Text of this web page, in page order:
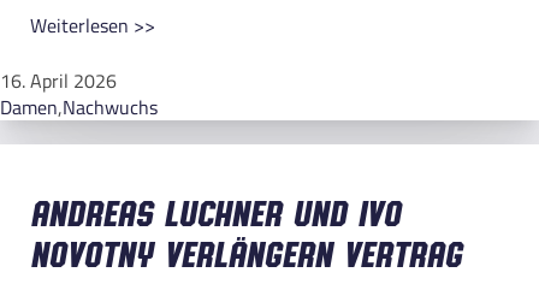
Weiterlesen >>
16. April 2026
Damen,Nachwuchs
Andreas Luchner und Ivo
Novotny verlängern Vertrag